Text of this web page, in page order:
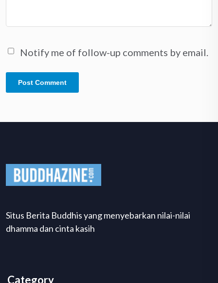
Notify me of follow-up comments by email.
Situs Berita Buddhis yang menyebarkan nilai-nilai
dhamma dan cinta kasih
Category